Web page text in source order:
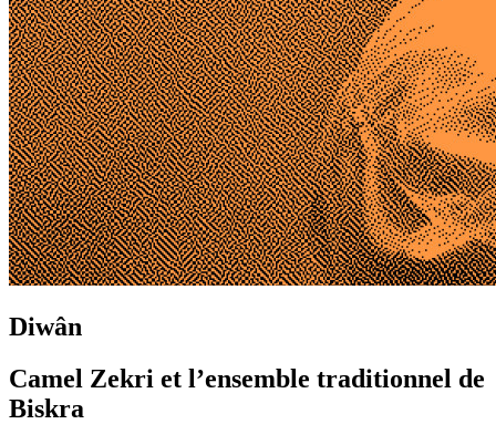
Diwân
Camel Zekri et l’ensemble traditionnel de
Biskra